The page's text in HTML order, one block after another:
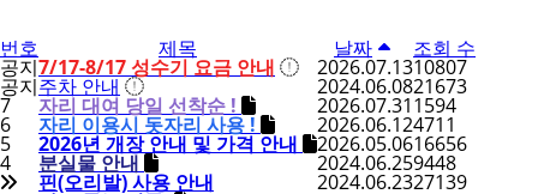
번호 제목 날짜 조회 수
공지7/17-8/17 성수기 요금 안내 2026.07.1310807
공지주차 안내 2024.06.0821673
7 자리 대여 당일 선착순 ! 2026.07.311594
6 자리 이용시 돗자리 사용 ! 2026.06.124711
5 2026년 개장 안내 및 가격 안내 2026.05.0616656
4 분실물 안내 2024.06.259448
핀(오리발) 사용 안내 2024.06.2327139